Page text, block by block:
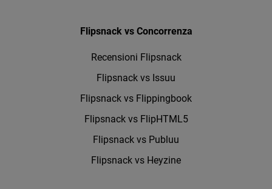
Flipsnack vs Concorrenza
Recensioni Flipsnack
Flipsnack vs Issuu
Flipsnack vs Flippingbook
Flipsnack vs FlipHTML5
Flipsnack vs Publuu
Flipsnack vs Heyzine